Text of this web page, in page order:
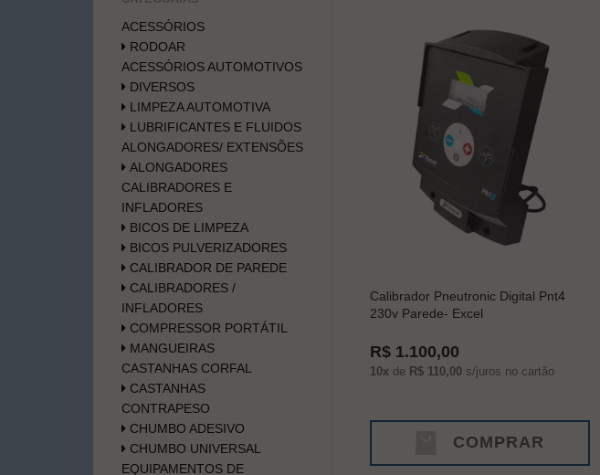
ACESSÓRIOS
RODOAR
ACESSÓRIOS AUTOMOTIVOS
DIVERSOS
LIMPEZA AUTOMOTIVA
LUBRIFICANTES E FLUIDOS
ALONGADORES/ EXTENSÕES
ALONGADORES
CALIBRADORES E
INFLADORES
BICOS DE LIMPEZA
BICOS PULVERIZADORES
CALIBRADOR DE PAREDE
CALIBRADORES /
INFLADORES
COMPRESSOR PORTÁTIL
MANGUEIRAS
CASTANHAS CORFAL
CASTANHAS
CONTRAPESO
CHUMBO ADESIVO
CHUMBO UNIVERSAL
EQUIPAMENTOS DE
Calibrador Pneutronic Digital Pnt4
230v Parede- Excel
R$ 1.100,00
10xde R$ 110,00s/juros no cartão
COMPRAR